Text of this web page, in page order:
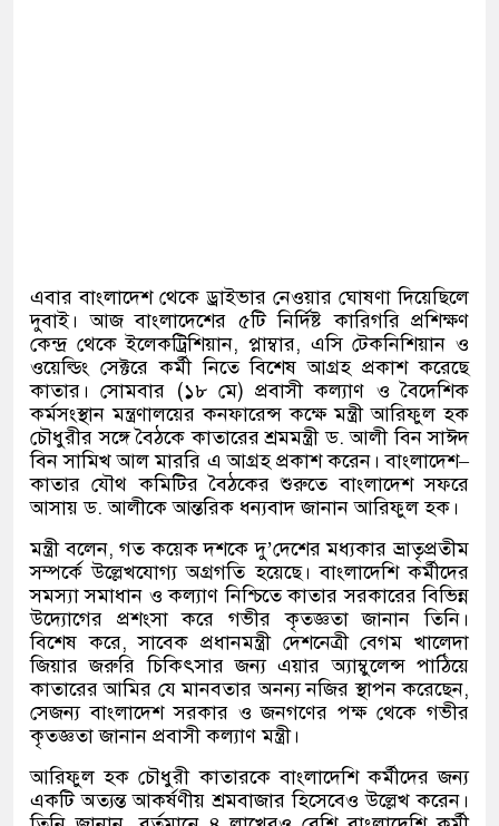
এবার বাংলাদেশ থেকে ড্রাইভার নেওয়ার ঘোষণা দিয়েছিলে
দুবাই। আজ বাংলাদেশের ৫টি নির্দিষ্ট কারিগরি প্রশিক্ষণ
কেন্দ্র থেকে ইলেকট্রিশিয়ান,প্লাম্বার, এসি টেকনিশিয়ান ও
ওয়েল্ডিং সেক্টরে কর্মী নিতে বিশেষ আগ্রহ প্রকাশ করেছে
কাতার। সোমবার (১৮ মে)প্রবাসী কল্যাণ ও বৈদেশিক
কর্মসংস্থান মন্ত্রণালয়ের কনফারেন্স কক্ষে মন্ত্রী আরিফুল হক
চৌধুরীর সঙ্গে বৈঠকে কাতারের শ্রমমন্ত্রী ড.আলী বিন সাঈদ
বিন সামিখ আল মাররি এ আগ্রহ প্রকাশ করেন। বাংলাদেশ–
কাতার যৌথ কমিটির বৈঠকের শুরুতে বাংলাদেশ সফরে
আসায় ড.আলীকে আন্তরিক ধন্যবাদ জানান আরিফুল হক।
মন্ত্রী বলেন,গত কয়েক দশকে দু’দেশের মধ্যকার ভ্রাতৃপ্রতীম
সম্পর্কে উল্লেখযোগ্য অগ্রগতি হয়েছে। বাংলাদেশি কর্মীদের
সমস্যা সমাধান ও কল্যাণ নিশ্চিতে কাতার সরকারের বিভিন্ন
উদ্যোগের প্রশংসা করে গভীর কৃতজ্ঞতা জানান তিনি।
বিশেষ করে,সাবেক প্রধানমন্ত্রী দেশনেত্রী বেগম খালেদা
জিয়ার জরুরি চিকিৎসার জন্য এয়ার অ্যাম্বুলেন্স পাঠিয়ে
কাতারের আমির যে মানবতার অনন্য নজির স্থাপন করেছেন,
সেজন্য বাংলাদেশ সরকার ও জনগণের পক্ষ থেকে গভীর
কৃতজ্ঞতা জানান প্রবাসী কল্যাণ মন্ত্রী।
আরিফুল হক চৌধুরী কাতারকে বাংলাদেশি কর্মীদের জন্য
একটি অত্যন্ত আকর্ষণীয় শ্রমবাজার হিসেবেও উল্লেখ করেন।